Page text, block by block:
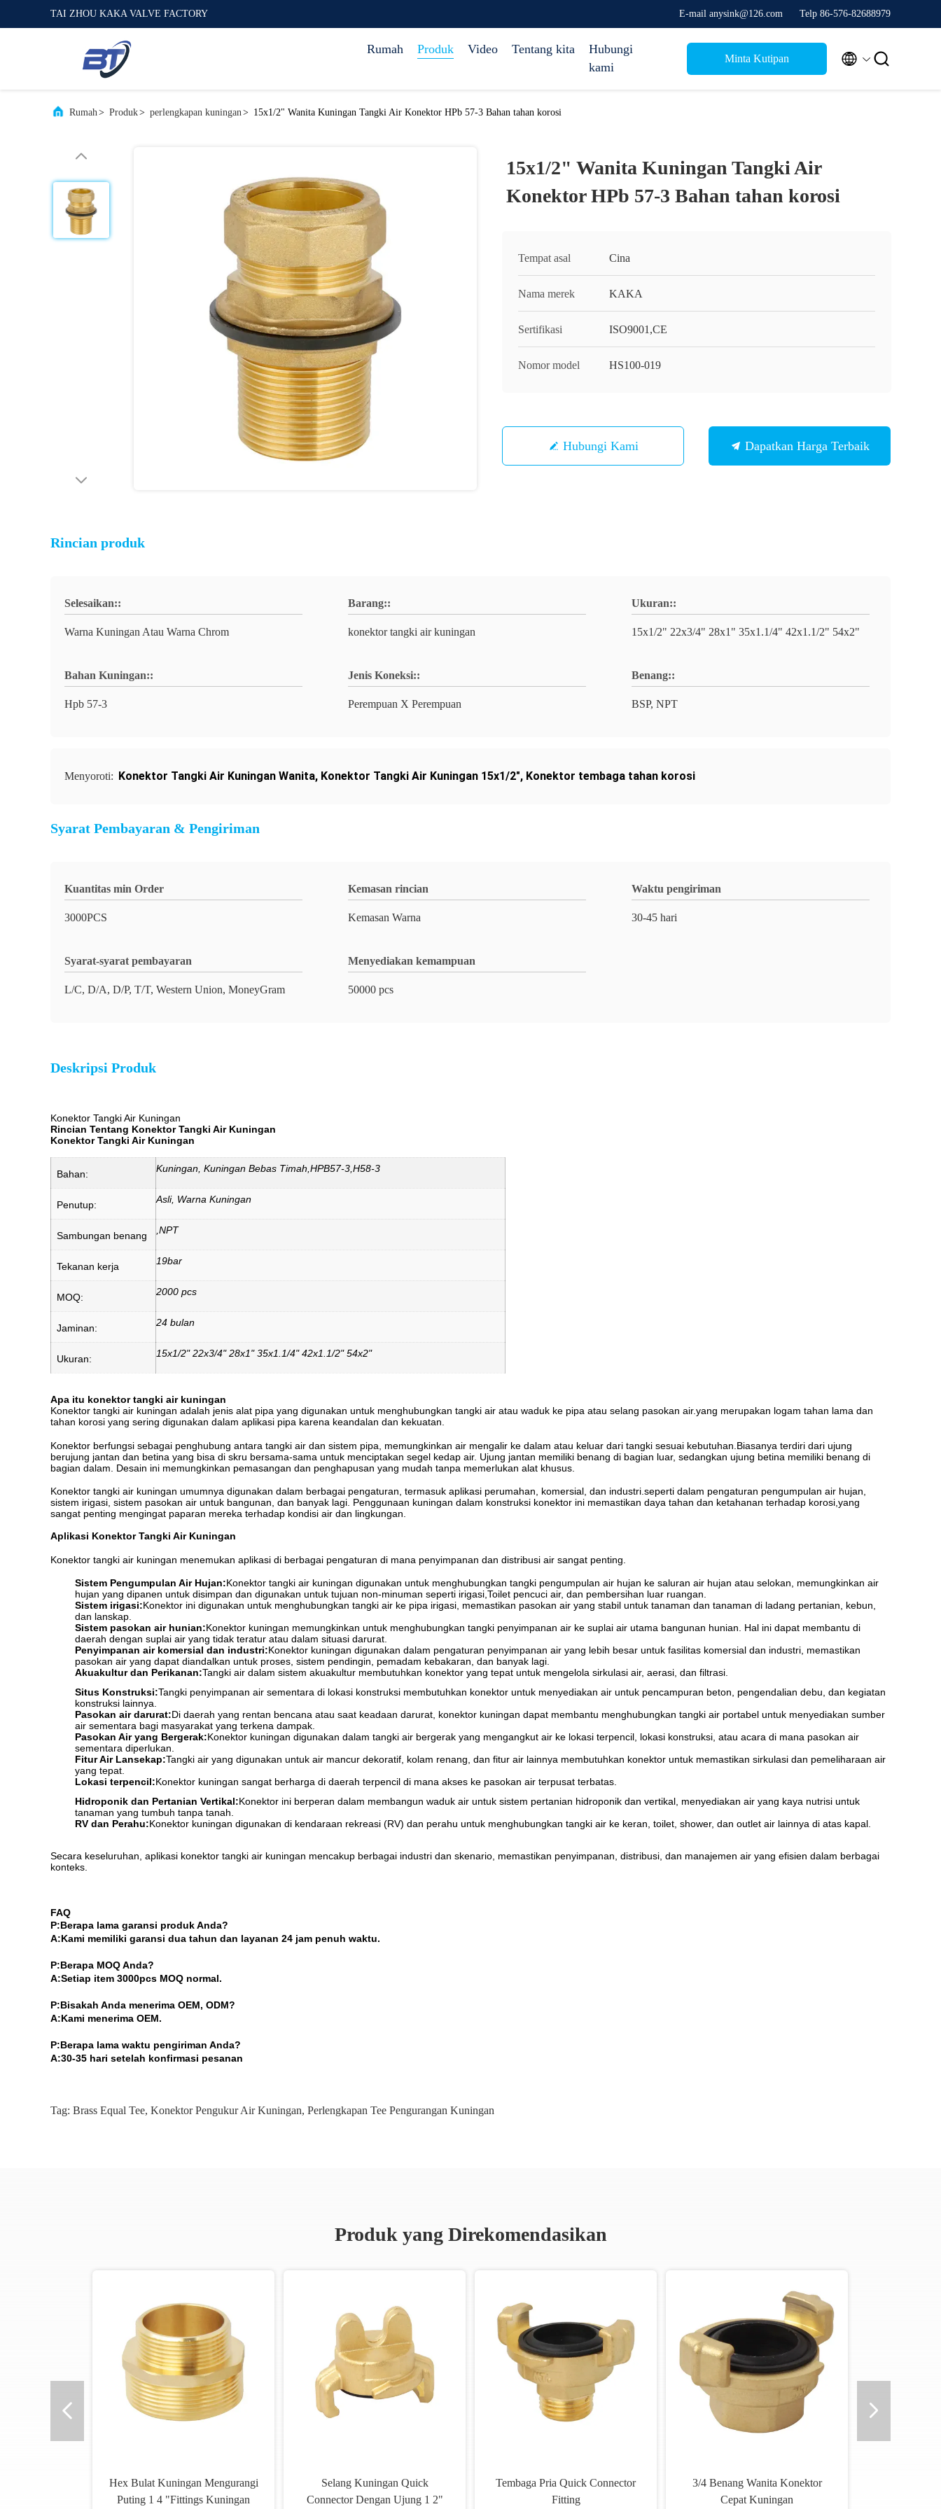
TAI ZHOU KAKA VALVE FACTORY E-mail anysink@126.com Telp 86-576-82688979
Rumah Produk Video Tentang kita
Hubungi
kami
Minta Kutipan  
Rumah> Produk> perlengkapan kuningan> 15x1/2" Wanita Kuningan Tangki Air Konektor HPb 57-3 Bahan tahan korosi
15x1/2" Wanita Kuningan Tangki Air
Konektor HPb 57-3 Bahan tahan korosi
Tempat asal Cina
Nama merek KAKA
Sertifikasi ISO9001,CE
Nomor model HS100-019
Hubungi Kami Dapatkan Harga Terbaik
Rincian produk
Selesaikan::
Warna Kuningan Atau Warna Chrom
Barang::
konektor tangki air kuningan
Ukuran::
15x1/2" 22x3/4" 28x1" 35x1.1/4" 42x1.1/2" 54x2"
Bahan Kuningan::
Hpb 57-3
Jenis Koneksi::
Perempuan X Perempuan
Benang::
BSP, NPT
Menyoroti: Konektor Tangki Air Kuningan Wanita, Konektor Tangki Air Kuningan 15x1/2", Konektor tembaga tahan korosi
Syarat Pembayaran & Pengiriman
Kuantitas min Order
3000PCS
Kemasan rincian
Kemasan Warna
Waktu pengiriman
30-45 hari
Syarat-syarat pembayaran
L/C, D/A, D/P, T/T, Western Union, MoneyGram
Menyediakan kemampuan
50000 pcs
Deskripsi Produk
Konektor Tangki Air Kuningan
Rincian Tentang Konektor Tangki Air Kuningan
Konektor Tangki Air Kuningan
Bahan: Kuningan, Kuningan Bebas Timah,HPB57-3,H58-3
Penutup: Asli, Warna Kuningan
Sambungan benang ,NPT
Tekanan kerja 19bar
MOQ: 2000 pcs
Jaminan: 24 bulan
Ukuran: 15x1/2" 22x3/4" 28x1" 35x1.1/4" 42x1.1/2" 54x2"
Apa itu konektor tangki air kuningan
Konektor tangki air kuningan adalah jenis alat pipa yang digunakan untuk menghubungkan tangki air atau waduk ke pipa atau selang pasokan air.yang merupakan logam tahan lama dan
tahan korosi yang sering digunakan dalam aplikasi pipa karena keandalan dan kekuatan.
Konektor berfungsi sebagai penghubung antara tangki air dan sistem pipa, memungkinkan air mengalir ke dalam atau keluar dari tangki sesuai kebutuhan.Biasanya terdiri dari ujung
berujung jantan dan betina yang bisa di skru bersama-sama untuk menciptakan segel kedap air. Ujung jantan memiliki benang di bagian luar, sedangkan ujung betina memiliki benang di
bagian dalam. Desain ini memungkinkan pemasangan dan penghapusan yang mudah tanpa memerlukan alat khusus.
Konektor tangki air kuningan umumnya digunakan dalam berbagai pengaturan, termasuk aplikasi perumahan, komersial, dan industri.seperti dalam pengaturan pengumpulan air hujan,
sistem irigasi, sistem pasokan air untuk bangunan, dan banyak lagi. Penggunaan kuningan dalam konstruksi konektor ini memastikan daya tahan dan ketahanan terhadap korosi,yang
sangat penting mengingat paparan mereka terhadap kondisi air dan lingkungan.
Aplikasi Konektor Tangki Air Kuningan
Konektor tangki air kuningan menemukan aplikasi di berbagai pengaturan di mana penyimpanan dan distribusi air sangat penting.
Sistem Pengumpulan Air Hujan:Konektor tangki air kuningan digunakan untuk menghubungkan tangki pengumpulan air hujan ke saluran air hujan atau selokan, memungkinkan air
hujan yang dipanen untuk disimpan dan digunakan untuk tujuan non-minuman seperti irigasi,Toilet pencuci air, dan pembersihan luar ruangan.
Sistem irigasi:Konektor ini digunakan untuk menghubungkan tangki air ke pipa irigasi, memastikan pasokan air yang stabil untuk tanaman dan tanaman di ladang pertanian, kebun,
dan lanskap.
Sistem pasokan air hunian:Konektor kuningan memungkinkan untuk menghubungkan tangki penyimpanan air ke suplai air utama bangunan hunian. Hal ini dapat membantu di
daerah dengan suplai air yang tidak teratur atau dalam situasi darurat.
Penyimpanan air komersial dan industri:Konektor kuningan digunakan dalam pengaturan penyimpanan air yang lebih besar untuk fasilitas komersial dan industri, memastikan
pasokan air yang dapat diandalkan untuk proses, sistem pendingin, pemadam kebakaran, dan banyak lagi.
Akuakultur dan Perikanan:Tangki air dalam sistem akuakultur membutuhkan konektor yang tepat untuk mengelola sirkulasi air, aerasi, dan filtrasi.
Situs Konstruksi:Tangki penyimpanan air sementara di lokasi konstruksi membutuhkan konektor untuk menyediakan air untuk pencampuran beton, pengendalian debu, dan kegiatan
konstruksi lainnya.
Pasokan air darurat:Di daerah yang rentan bencana atau saat keadaan darurat, konektor kuningan dapat membantu menghubungkan tangki air portabel untuk menyediakan sumber
air sementara bagi masyarakat yang terkena dampak.
Pasokan Air yang Bergerak:Konektor kuningan digunakan dalam tangki air bergerak yang mengangkut air ke lokasi terpencil, lokasi konstruksi, atau acara di mana pasokan air
sementara diperlukan.
Fitur Air Lansekap:Tangki air yang digunakan untuk air mancur dekoratif, kolam renang, dan fitur air lainnya membutuhkan konektor untuk memastikan sirkulasi dan pemeliharaan air
yang tepat.
Lokasi terpencil:Konektor kuningan sangat berharga di daerah terpencil di mana akses ke pasokan air terpusat terbatas.
Hidroponik dan Pertanian Vertikal:Konektor ini berperan dalam membangun waduk air untuk sistem pertanian hidroponik dan vertikal, menyediakan air yang kaya nutrisi untuk
tanaman yang tumbuh tanpa tanah.
RV dan Perahu:Konektor kuningan digunakan di kendaraan rekreasi (RV) dan perahu untuk menghubungkan tangki air ke keran, toilet, shower, dan outlet air lainnya di atas kapal.
Secara keseluruhan, aplikasi konektor tangki air kuningan mencakup berbagai industri dan skenario, memastikan penyimpanan, distribusi, dan manajemen air yang efisien dalam berbagai
konteks.
FAQ
P:Berapa lama garansi produk Anda?
A:Kami memiliki garansi dua tahun dan layanan 24 jam penuh waktu.
P:Berapa MOQ Anda?
A:Setiap item 3000pcs MOQ normal.
P:Bisakah Anda menerima OEM, ODM?
A:Kami menerima OEM.
P:Berapa lama waktu pengiriman Anda?
A:30-35 hari setelah konfirmasi pesanan
Tag: Brass Equal Tee, Konektor Pengukur Air Kuningan, Perlengkapan Tee Pengurangan Kuningan
Produk yang Direkomendasikan
Hex Bulat Kuningan Mengurangi
Puting 1 4 "Fittings Kuningan
Selang Kuningan Quick
Connector Dengan Ujung 1 2"
Tembaga Pria Quick Connector
Fitting
3/4 Benang Wanita Konektor
Cepat Kuningan